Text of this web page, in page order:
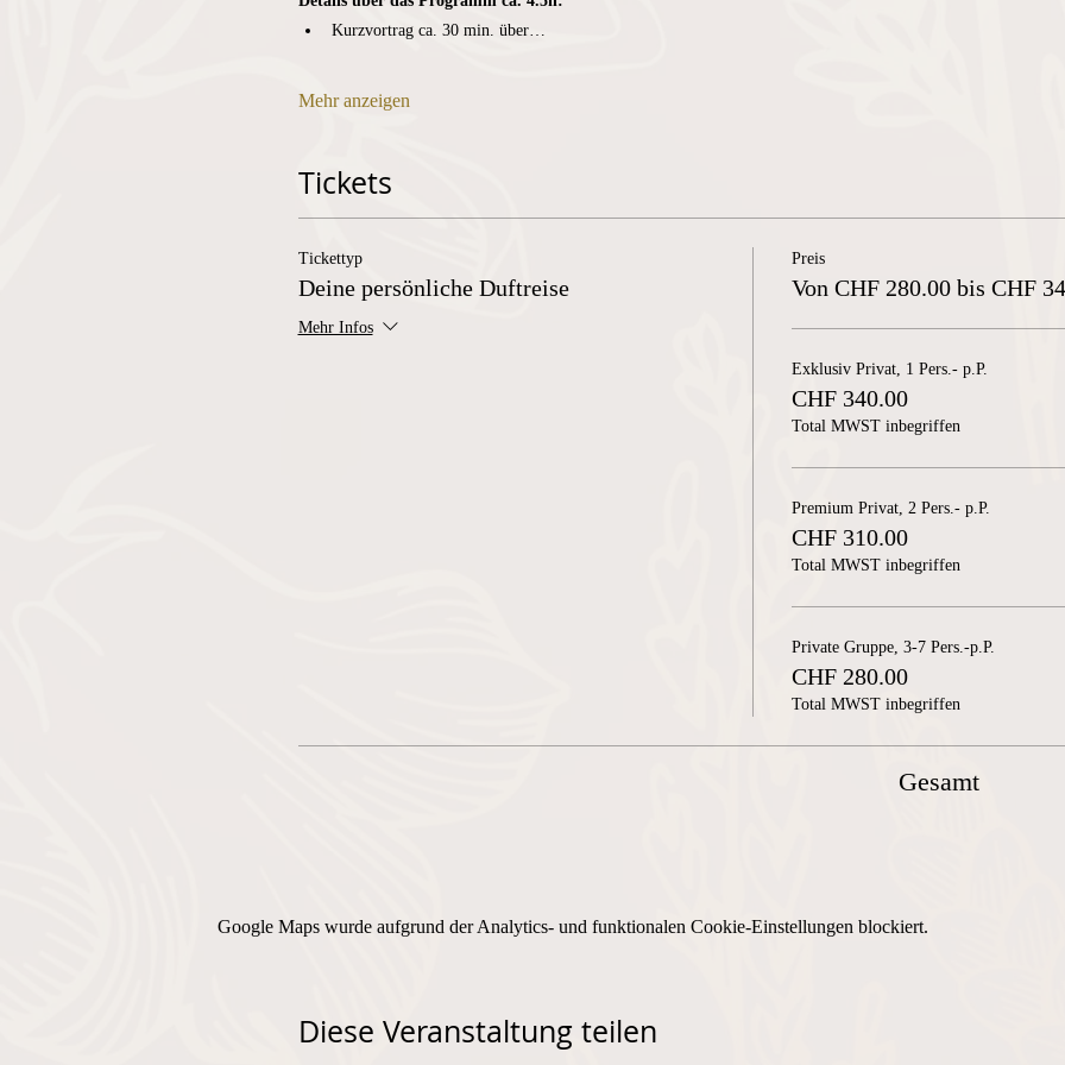
Kurzvortrag ca. 30 min. über…
Mehr anzeigen
Tickets
Tickettyp
Deine persönliche Duftreise
Mehr Infos
Preis
Von CHF 280.00 bis CHF
Exklusiv Privat, 1 Pers.- p.P.
CHF 340.00
Total MWST inbegriffen
Premium Privat, 2 Pers.- p.P.
CHF 310.00
Total MWST inbegriffen
Private Gruppe, 3-7 Pers.-p.P.
CHF 280.00
Total MWST inbegriffen
Gesamt
Google Maps wurde aufgrund der Analytics- und funktionalen Cookie-Einstellungen blockiert.
Diese Veranstaltung teilen